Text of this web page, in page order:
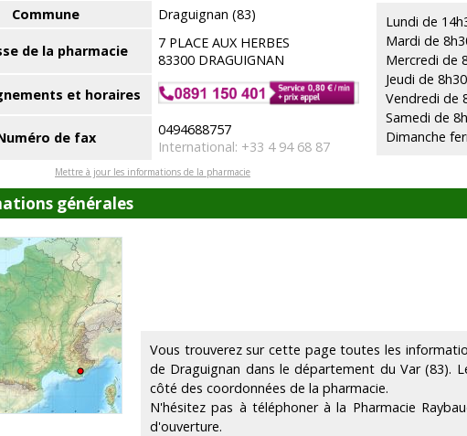
Commune Draguignan (83)
de la pharmacie
7 PLACE AUX HERBES
83300 DRAGUIGNAN
et horaires
de fax
0494688757
International: +33 4 94 68 87
Mettre à jour les informations de la pharmacie
Lundi de
Mardi de
Mercredi de
Jeudi de
Vendredi de
Samedi de
Dimanche
générales
Vous trouverez sur cette page toutes les
de Draguignan dans le département du Var (83).
côté des coordonnées de la pharmacie.
N'hésitez pas à téléphoner à la Pharmacie
d'ouverture.